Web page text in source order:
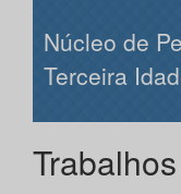
Núcleo de
Terceira